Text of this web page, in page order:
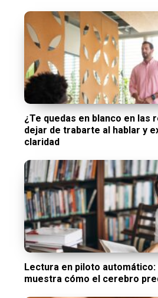
¿Te quedas en blanco en las
dejar de trabarte al hablar y
claridad
Lectura en piloto
muestra cómo el cerebro